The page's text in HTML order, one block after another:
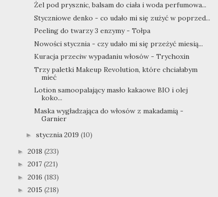
Żel pod prysznic, balsam do ciała i woda perfumowa...
Styczniowe denko - co udało mi się zużyć w poprzed...
Peeling do twarzy 3 enzymy - Tołpa
Nowości stycznia - czy udało mi się przeżyć miesią...
Kuracja przeciw wypadaniu włosów - Trychoxin
Trzy paletki Makeup Revolution, które chciałabym
mieć
Lotion samoopalający masło kakaowe BIO i olej
koko...
Maska wygładzająca do włosów z makadamią -
Garnier
► stycznia 2019 (10)
► 2018 (233)
► 2017 (221)
► 2016 (183)
► 2015 (218)